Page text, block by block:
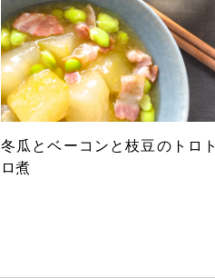
冬瓜とベーコンと枝豆のトロト
ロ煮